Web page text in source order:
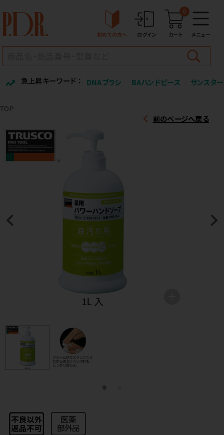
初めての方へ ログイン カート
0
メニュー
急上昇キーワード ： DNAブラシ BAハンドピース サンスター
TOP
前のページへ戻る